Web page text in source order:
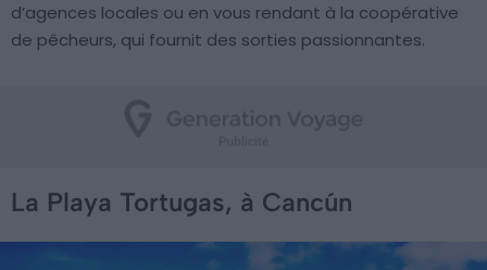
d’agences locales ou en vous rendant à la coopérative
de pêcheurs, qui fournit des sorties passionnantes.
La Playa Tortugas, à Cancún